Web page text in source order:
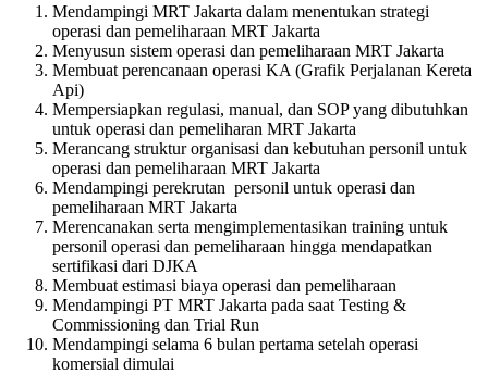
Mendampingi MRT Jakarta dalam menentukan strategi
operasi dan pemeliharaan MRT Jakarta
Menyusun sistem operasi dan pemeliharaan MRT Jakarta
Membuat perencanaan operasi KA (Grafik Perjalanan Kereta
Api)
Mempersiapkan regulasi, manual, dan SOP yang dibutuhkan
untuk operasi dan pemeliharan MRT Jakarta
Merancang struktur organisasi dan kebutuhan personil untuk
operasi dan pemeliharaan MRT Jakarta
Mendampingi perekrutan personil untuk operasi dan
pemeliharaan MRT Jakarta
Merencanakan serta mengimplementasikan training untuk
personil operasi dan pemeliharaan hingga mendapatkan
sertifikasi dari DJKA
Membuat estimasi biaya operasi dan pemeliharaan
Mendampingi PT MRT Jakarta pada saat Testing &
Commissioning dan Trial Run
Mendampingi selama 6 bulan pertama setelah operasi
komersial dimulai